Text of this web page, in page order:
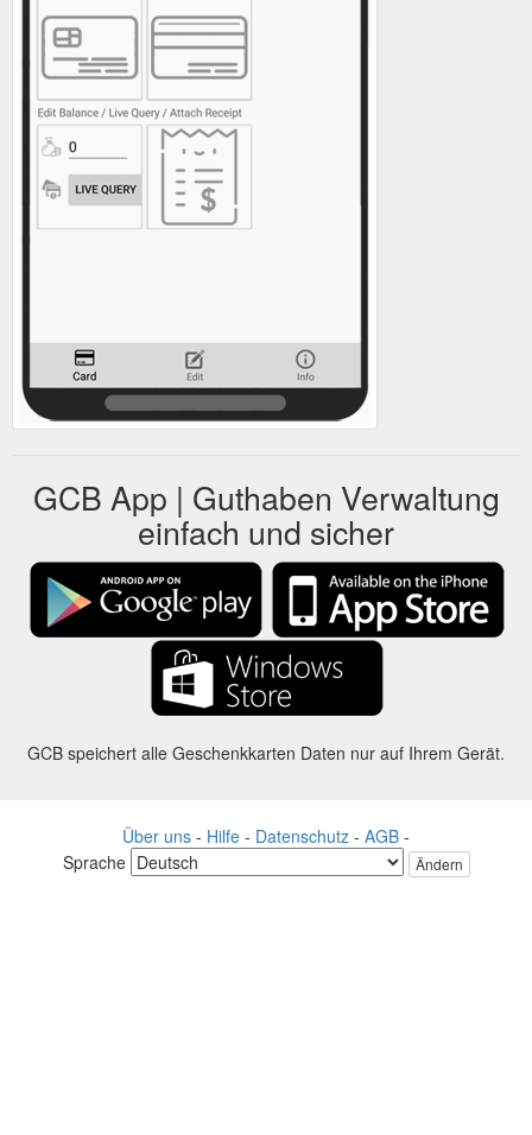
GCB App | Guthaben Verwaltung
einfach und sicher
GCB speichert alle Geschenkkarten Daten nur auf Ihrem Gerät.
Über uns - Hilfe - Datenschutz - AGB -
Sprache
Ändern